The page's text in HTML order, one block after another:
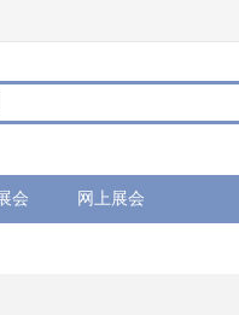
会 网上展会